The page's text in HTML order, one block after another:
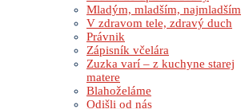
Mladým, mladším, najmladším
V zdravom tele, zdravý duch
Právnik
Zápisník včelára
Zuzka varí – z kuchyne starej
matere
Blahoželáme
Odišli od nás